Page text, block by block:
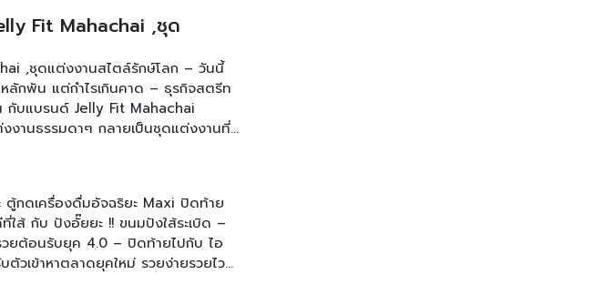
ช่อง SmartSME ทรู 49 ติดตาม
smartsme ดูตอนอื่นๆของรายการ
Fit Mahachai ,ชุด
,ชุดแต่งงานสไตล์รักษ์โลก – วันนี้
ลักพัน แต่กำไรเกินคาด – ธุรกิจสตรีท
กับแบรนด์ Jelly Fit Mahachai
งานธรรมดาๆ กลายเป็นชุดแต่งงานที่
เพิ่มเติมของรายการได้ที่ เฟสบุ๊ค :
ลิก]
ตู้กดเครื่องดื่มอัจฉริยะ Maxi ปิดท้าย
ส้ กับ ปังอั๊ยยะ !! ขนมปังใส้ระเบิด –
วยต้อนรับยุค 4.0 – ปิดท้ายไปกับ ไอ
วเข้าหาตลาดยุคใหม่ รวยง่ายรวยไว